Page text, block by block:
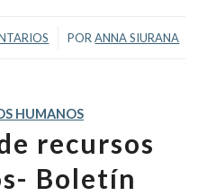
/ PORANNA SIURANA
HUMANOS
recursos
Boletín